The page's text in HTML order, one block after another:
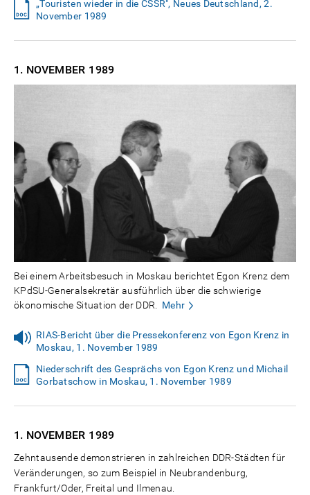
„Touristen wieder in die CSSR", Neues Deutschland, 2.
November 1989
1. NOVEMBER 1989
Bei einem Arbeitsbesuch in Moskau berichtet Egon Krenz dem
KPdSU-Generalsekretär ausführlich über die schwierige
ökonomische Situation der DDR.
Mehr
RIAS-Bericht über die Pressekonferenz von Egon Krenz in
Moskau, 1. November 1989
Niederschrift des Gesprächs von Egon Krenz und Michail
Gorbatschow in Moskau, 1. November 1989
1. NOVEMBER 1989
Zehntausende demonstrieren in zahlreichen DDR-Städten für
Veränderungen, so zum Beispiel in Neubrandenburg,
Frankfurt/Oder, Freital und Ilmenau.